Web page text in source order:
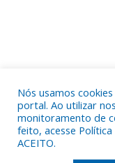
Nós usamos
portal. Ao utilizar
monitoramento de
feito, acesse
ACEITO.